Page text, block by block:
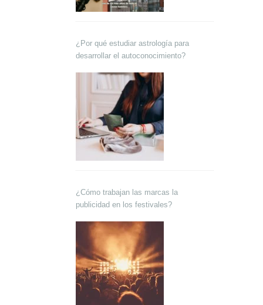
¿Por qué estudiar astrología para
desarrollar el autoconocimiento?
¿Cómo trabajan las marcas la
publicidad en los festivales?